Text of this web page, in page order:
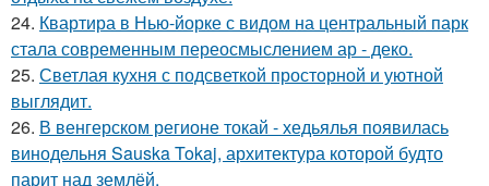
24. Квартира в Нью-йорке с видом на центральный парк
стала современным переосмыслением ар - деко.
25. Светлая кухня с подсветкой просторной и уютной
выглядит.
26. В венгерском регионе токай - хедьялья появилась
винодельня Sauska Tokaj, архитектура которой будто
парит над землёй.